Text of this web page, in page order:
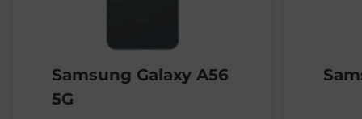
Samsung Galaxy A56
5G